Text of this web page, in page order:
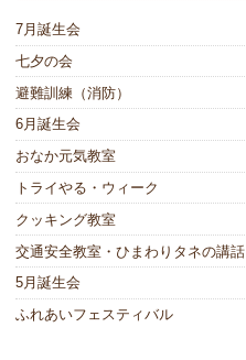
7月誕生会
七夕の会
避難訓練（消防）
6月誕生会
おなか元気教室
トライやる・ウィーク
クッキング教室
交通安全教室・ひまわりタネの講話
5月誕生会
ふれあいフェスティバル